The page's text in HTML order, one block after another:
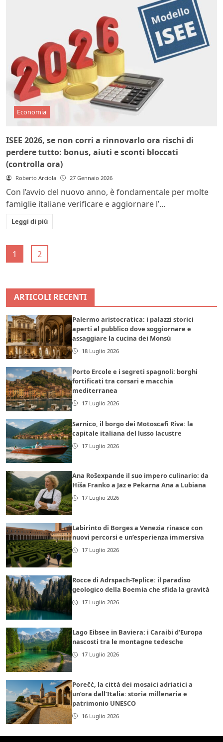
Economia
ISEE 2026, se non corri a rinnovarlo ora rischi di
perdere tutto: bonus, aiuti e sconti bloccati
(controlla ora)
Roberto Arciola 27 Gennaio 2026
Con l’avvio del nuovo anno, è fondamentale per molte
famiglie italiane verificare e aggiornare l’...
Leggi di più
1 2
ARTICOLI RECENTI
Palermo aristocratica: i palazzi storici
aperti al pubblico dove soggiornare e
assaggiare la cucina dei Monsù
18 Luglio 2026
Porto Ercole e i segreti spagnoli: borghi
fortificati tra corsari e macchia
mediterranea
17 Luglio 2026
Sarnico, il borgo dei Motoscafi Riva: la
capitale italiana del lusso lacustre
17 Luglio 2026
Ana Rošexpande il suo impero culinario: da
Hiša Franko a Jaz e Pekarna Ana a Lubiana
17 Luglio 2026
Labirinto di Borges a Venezia rinasce con
nuovi percorsi e un’esperienza immersiva
17 Luglio 2026
Rocce di Adrspach-Teplice: il paradiso
geologico della Boemia che sfida la gravità
17 Luglio 2026
Lago Eibsee in Baviera: i Caraibi d’Europa
nascosti tra le montagne tedesche
17 Luglio 2026
Porečć, la città dei mosaici adriatici a
un’ora dall’Italia: storia millenaria e
patrimonio UNESCO
16 Luglio 2026